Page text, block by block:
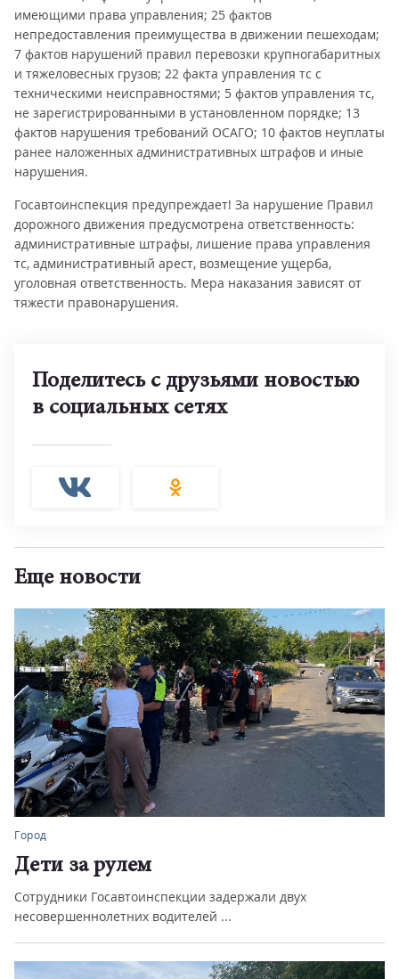
имеющими права управления; 25 фактов
непредоставления преимущества в движении пешеходам;
7 фактов нарушений правил перевозки крупногабаритных
и тяжеловесных грузов; 22 факта управления тс с
техническими неисправностями; 5 фактов управления тс,
не зарегистрированными в установленном порядке; 13
фактов нарушения требований ОСАГО; 10 фактов неуплаты
ранее наложенных административных штрафов и иные
нарушения.
Госавтоинспекция предупреждает! За нарушение Правил
дорожного движения предусмотрена ответственность:
административные штрафы, лишение права управления
тс, административный арест, возмещение ущерба,
уголовная ответственность. Мера наказания зависят от
тяжести правонарушения.
Поделитесь с друзьями новостью
в социальных сетях
Еще новости
Город
Дети за рулем
Сотрудники Госавтоинспекции задержали двух
несовершеннолетних водителей ...